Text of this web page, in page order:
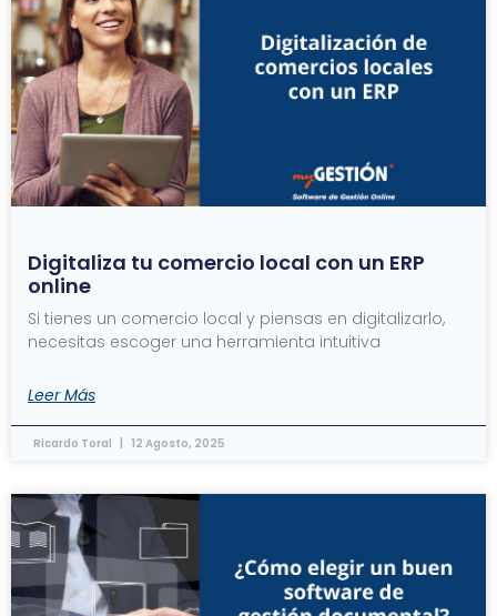
Digitaliza tu comercio local con un ERP
online
Si tienes un comercio local y piensas en digitalizarlo,
necesitas escoger una herramienta intuitiva
Leer Más
Ricardo Toral 12 Agosto, 2025